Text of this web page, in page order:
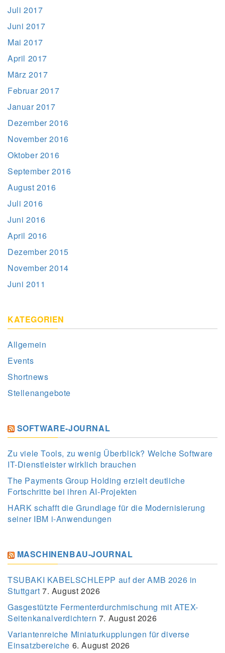
Juli 2017
Juni 2017
Mai 2017
April 2017
März 2017
Februar 2017
Januar 2017
Dezember 2016
November 2016
Oktober 2016
September 2016
August 2016
Juli 2016
Juni 2016
April 2016
Dezember 2015
November 2014
Juni 2011
KATEGORIEN
Allgemein
Events
Shortnews
Stellenangebote
SOFTWARE-JOURNAL
Zu viele Tools, zu wenig Überblick? Welche Software
IT-Dienstleister wirklich brauchen
The Payments Group Holding erzielt deutliche
Fortschritte bei ihren AI-Projekten
HARK schafft die Grundlage für die Modernisierung
seiner IBM i-Anwendungen
MASCHINENBAU-JOURNAL
TSUBAKI KABELSCHLEPP auf der AMB 2026 in
Stuttgart 7. August 2026
Gasgestützte Fermenterdurchmischung mit ATEX-
Seitenkanalverdichtern 7. August 2026
Variantenreiche Miniaturkupplungen für diverse
Einsatzbereiche 6. August 2026